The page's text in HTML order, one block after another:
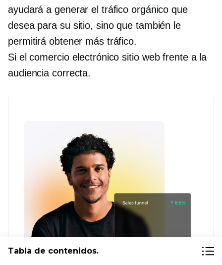
ayudará a generar el tráfico orgánico que
desea para su sitio, sino que también le
permitirá obtener más tráfico.
Si el comercio electrónico sitio web frente a la
audiencia correcta.
Tabla de contenidos.